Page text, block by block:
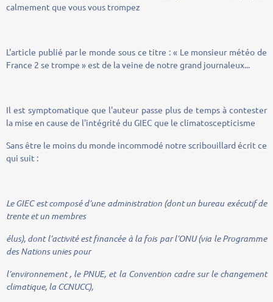
calmement que vous vous trompez
L'article publié par le monde sous ce titre : « Le monsieur météo de
France 2 se trompe » est de la veine de notre grand journaleux...
Il est symptomatique que l'auteur passe plus de temps à contester
la mise en cause de l'intégrité du GIEC que le climatoscepticisme
Sans être le moins du monde incommodé notre scribouillard écrit ce
qui suit :
Le GIEC est composé d’une administration (dont un bureau exécutif de
trente et un membres
élus), dont l’activité est financée à la fois par l’ONU (via le Programme
des Nations unies pour
l’environnement, le PNUE, et la Convention cadre sur le changement
climatique, la CCNUCC),